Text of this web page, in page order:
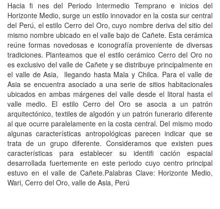
Hacia fi nes del Periodo Intermedio Temprano e inicios del
Horizonte Medio, surge un estilo innovador en la costa sur central
del Perú, el estilo Cerro del Oro, cuyo nombre deriva del sitio del
mismo nombre ubicado en el valle bajo de Cañete. Esta cerámica
reúne formas novedosas e iconografía proveniente de diversas
tradiciones. Planteamos que el estilo cerámico Cerro del Oro no
es exclusivo del valle de Cañete y se distribuye principalmente en
el valle de Asia, llegando hasta Mala y Chilca. Para el valle de
Asia se encuentra asociado a una serie de sitios habitacionales
ubicados en ambas márgenes del valle desde el litoral hasta el
valle medio. El estilo Cerro del Oro se asocia a un patrón
arquitectónico, textiles de algodón y un patrón funerario diferente
al que ocurre paralelamente en la costa central. Del mismo modo
algunas características antropológicas parecen indicar que se
trata de un grupo diferente. Consideramos que existen pues
características para establecer su identifi cación espacial
desarrollada fuertemente en este periodo cuyo centro principal
estuvo en el valle de Cañete.Palabras Clave: Horizonte Medio,
Wari, Cerro del Oro, valle de Asia, Perú